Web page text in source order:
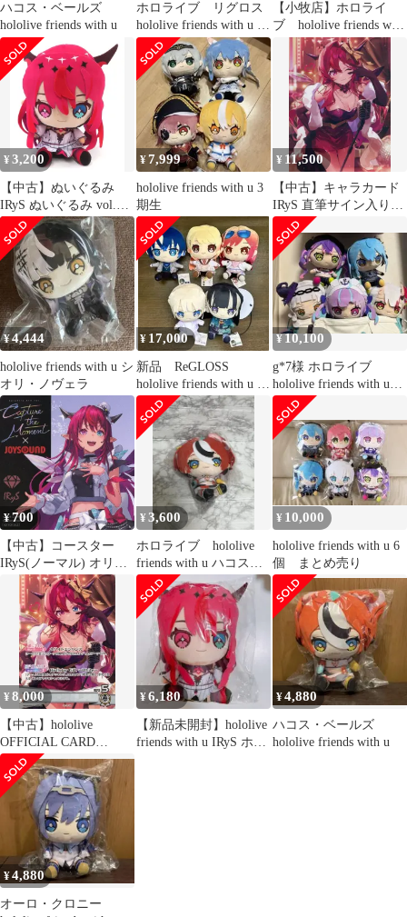
ハコス・ベールズ
hololive friends with u
ホロライブ リグロス
hololive friends with u ぬ
いぐるみ
【小牧店】ホロライ
ブ hololive friends with
u ぬいぐるみ 30体お
まとめセット※被りあ
り 【I718-6427】
¥3,200
【中古】ぬいぐるみ
IRyS ぬいぐるみ vol.10
「hololive friends with
u」 hololive production
official shop限定
¥7,999
hololive friends with u 3
期生
¥ 11,500
【中古】キャラカード
IRyS 直筆サイン入りぴ
助描き下ろしスタッフ
パス風カード 「バーチ
ャルYouTuber ホロライ
ブEnglish IRyS 誕生日
記念2025 誕生日記念フ
ルセット 数量限定
ver.」 購入特典
¥4,444
hololive friends with u シ
オリ・ノヴェラ
¥ 17,000
新品 ReGLOSS
hololive friends with u ま
とめ売り
¥10,100
g*7様 ホロライブ
hololive friends with u
5点セット
¥700
【中古】コースター
IRyS(ノーマル) オリジ
ナルコースター 「バー
チャルYouTuber ホロラ
イブ hololive 5th fes.
Capture the
Moment×JOYSOUND コ
ラボキャンペーン」 コ
ラボドリンク注文特典
第2弾
¥3,600
ホロライブ hololive
friends with u ハコス・
ベールズ
¥ 10,000
hololive friends with u 6
個 まとめ売り
¥8,000
【中古】hololive
OFFICIAL CARD
GAME hBD24-033[P]：
IRyS/[記念グッズ フル
セット購入特典]
¥6,180
【新品未開封】hololive
friends with u IRyS ホロ
¥4,880
ハコス・ベールズ
hololive friends with u
¥4,880
オーロ・クロニー